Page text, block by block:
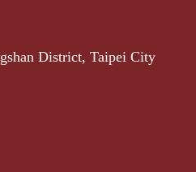
District, Taipei City